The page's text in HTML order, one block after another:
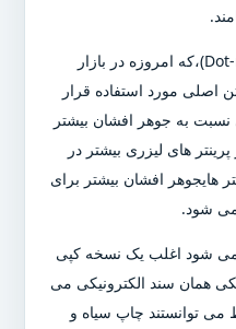
پرینتر های ماتریس نقطه ای (Dot-matrix)،که امروزه در بازار
اصلی مورد استفاده قرار
نسبت به جوهر افشان بیشتر
های لیزری بیشتر در
هایجوهر افشان بیشتر برای
می شود.
می شود اغلب یک نسخه کپی
همان سند الکترونیکی می
می توانستند چاپ سیاه و